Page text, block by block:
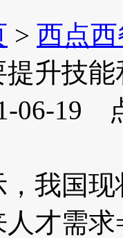
> 西点
升技
06-19
我国
才需